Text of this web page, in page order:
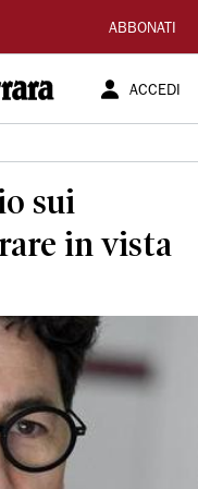
ABBONATI
ACCEDI
sui
in vista